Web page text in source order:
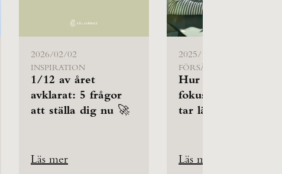
2026/02/02
INSPIRATION
1/12 av året
avklarat: 5 frågor
att ställa dig nu 🚀
Läs mer
2025/12/19
FÖRSÄLJNING
Hur behåller du
fokus när affärerna
tar längre tid?
Läs mer